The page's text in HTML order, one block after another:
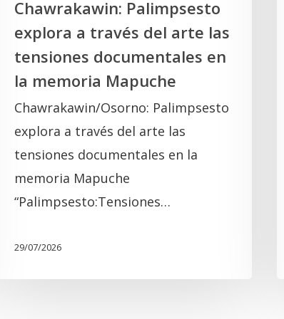
memoria
Mapuche
Chawrakawin: Palimpsesto
explora a través del arte las
tensiones documentales en
la memoria Mapuche
Chawrakawin/Osorno: Palimpsesto
explora a través del arte las
tensiones documentales en la
memoria Mapuche
“Palimpsesto:Tensiones…
29/07/2026